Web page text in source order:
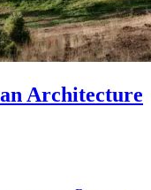
Architecture